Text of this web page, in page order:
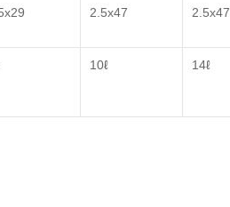
2.5x47 2.5x47
10ℓ 14ℓ